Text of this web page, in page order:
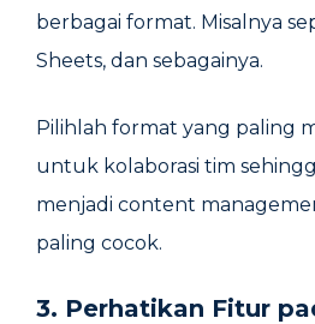
berbagai format. Misalnya
Sheets, dan sebagainya.
Pilihlah format yang paling
untuk kolaborasi tim
menjadi content
paling cocok.
3. Perhatikan Fitur